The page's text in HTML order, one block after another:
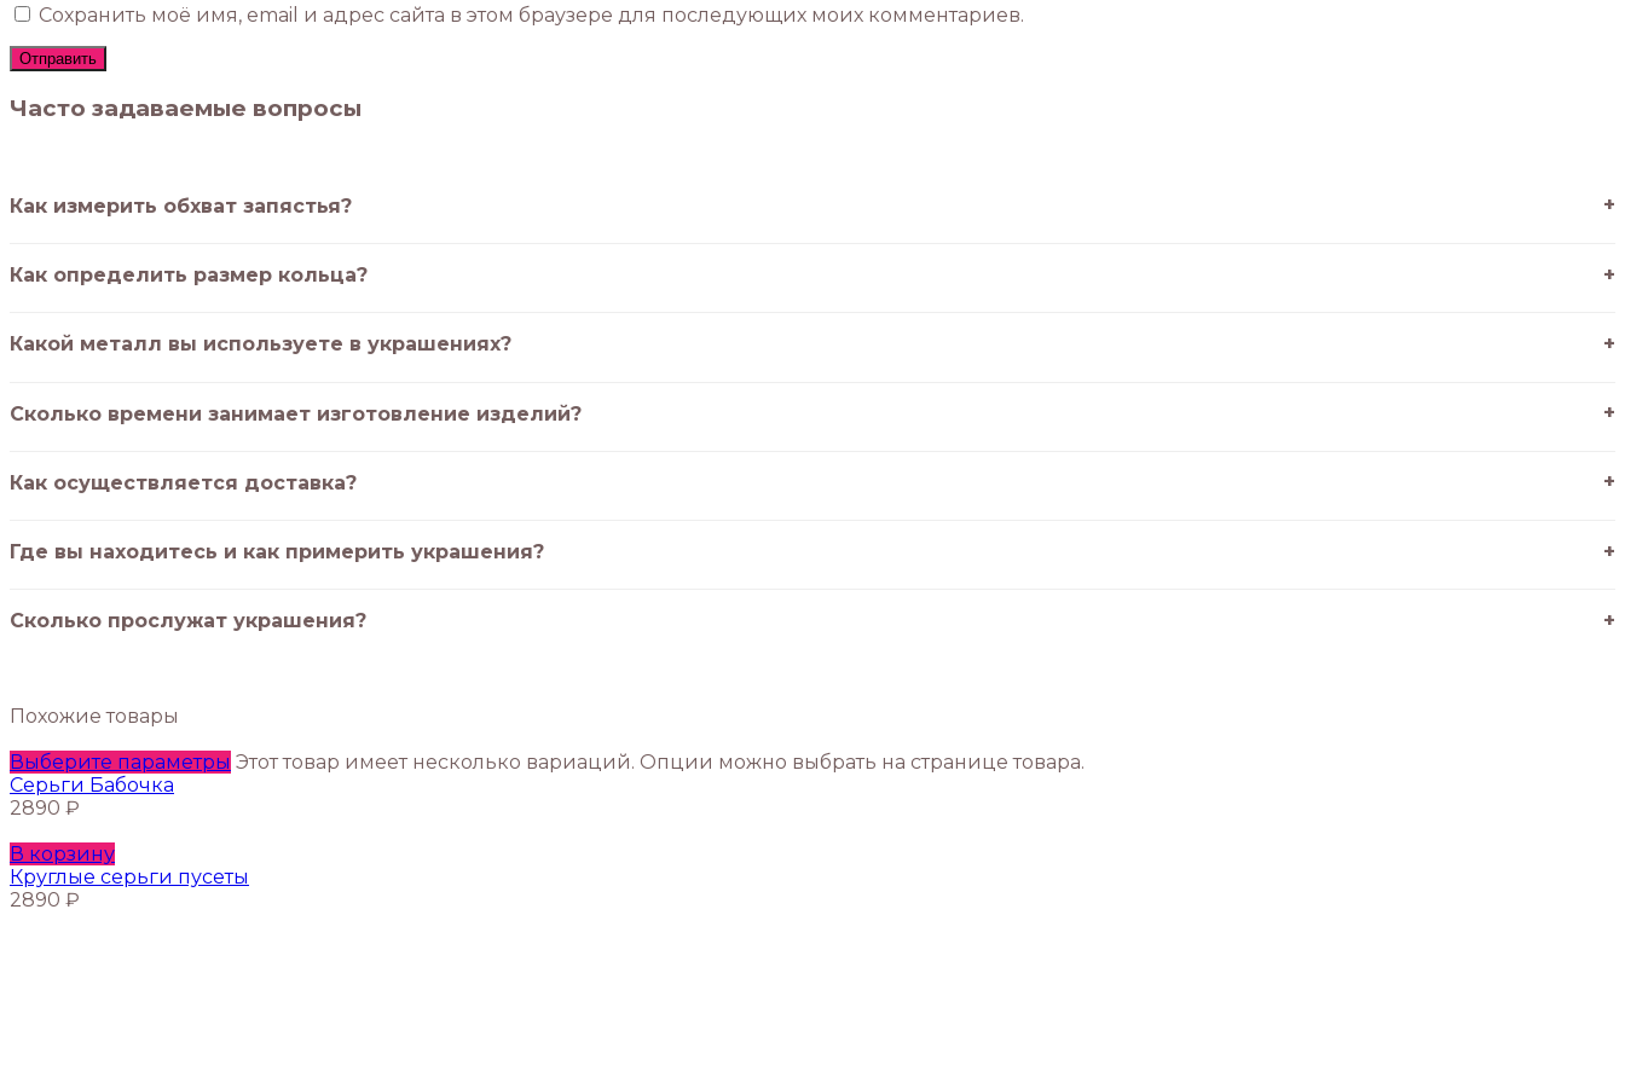
Сохранить моё имя, email и адрес сайта в этом браузере для последующих моих комментариев.
Часто задаваемые вопросы
Как измерить обхват запястья?
Как определить размер кольца?
Какой металл вы используете в украшениях?
Сколько времени занимает изготовление изделий?
Как осуществляется доставка?
Где вы находитесь и как примерить украшения?
Сколько прослужат украшения?
Похожие товары
Выберите параметры Этот товар имеет несколько вариаций. Опции можно выбрать на странице товара.
Серьги Бабочка
2890 ₽
В корзину
Круглые серьги пусеты
2890 ₽